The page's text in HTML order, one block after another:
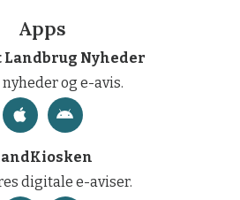
Apps
Landbrug Nyheder
nyheder og e-avis.
digitale e-aviser.